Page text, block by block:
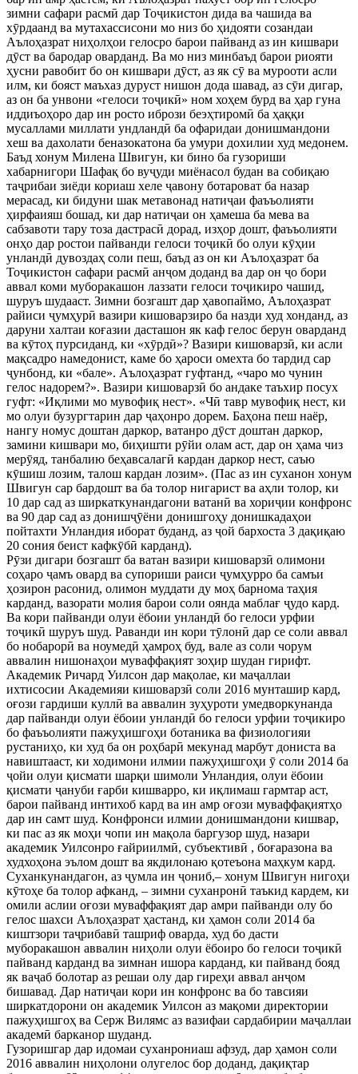
зимни сафари расмӣ дар Тоҷикистон дида ва чашида ва
хӯрдаанд ва мутахассисони мо низ бо ҳидояти созандаи
Аълоҳазрат ниҳолҳои гелосро барои пайванд аз ин кишвари
дӯст ва бародар оварданд. Ва мо низ минбаъд барои риояти
ҳусни равобит бо он кишвари дӯст, аз як сӯ ва мурооти асли
илм, ки бояст маъхаз дуруст нишон дода шавад, аз сӯи дигар,
аз он ба унвони «гелоси тоҷикӣ» ном хоҳем бурд ва ҳар гуна
иддиъоҳоро дар ин росто ибрози беэҳтиромӣ ба ҳаққи
мусаллами миллати ундландӣ ба офаридаи донишмандони
хеш ва дахолати беназокатона ба умури дохилии худ медонем.
Баъд хонум Милена Швигун, ки бино ба гузориши
хабарнигори Шафақ бо вуҷуди миёнасол будан ва собиқаю
таҷрибаи зиёди кориаш хеле ҷавону ботароват ба назар
мерасад, ки бидуни шак метавонад натиҷаи фаъъолияти
ҳирфаияш бошад, ки дар натиҷаи он ҳамеша ба мева ва
сабзавоти тару тоза дастрасӣ дорад, изҳор дошт, фаъъолияти
онҳо дар ростои пайванди гелоси тоҷикӣ бо олуи кӯҳии
унландӣ дувоздаҳ соли пеш, баъд аз он ки Аълоҳазрат ба
Тоҷикистон сафари расмӣ анҷом доданд ва дар он ҷо бори
аввал коми муборакашон лаззати гелоси тоҷикиро чашид,
шуруъ шудааст. Зимни бозгашт дар ҳавопаймо, Аълоҳазрат
райиси ҷумҳурӣ вазири кишоварзиро ба назди худ хонданд, аз
даруни халтаи коғазии дасташон як каф гелос берун оварданд
ва кӯтоҳ пурсиданд, ки «хӯрдӣ»? Вазири кишоварзӣ, ки асли
мақсадро намедонист, каме бо ҳароси омехта бо тардид сар
ҷунбонд, ки «бале». Аълоҳазрат гуфтанд, «чаро мо чунин
гелос надорем?». Вазири кишоварзӣ бо андаке таъхир посух
гуфт: «Иқлими мо мувофиқ нест». «Чӣ тавр мувофиқ нест, ки
мо олуи бузургтарин дар ҷаҳонро дорем. Баҳона пеш наёр,
нангу номус доштан даркор, ватанро дӯст доштан даркор,
замини кишвари мо, биҳишти рӯйи олам аст, дар он ҳама чиз
мерӯяд, танбалию беҳавсалагӣ кардан даркор нест, саъю
кӯшиш лозим, талош кардан лозим». (Пас аз ин суханон хонум
Швигун сар бардошт ва ба толор нигарист ва аҳли толор, ки
10 дар сад аз ширкаткунандагони ватанӣ ва хориҷии конфронс
ва 90 дар сад аз донишҷӯёни донишгоҳу донишкадаҳои
пойтахти Унландия иборат буданд, аз ҷой бархоста 3 дақиқаю
20 сония беист кафкӯбӣ карданд).
Рӯзи дигари бозгашт ба ватан вазири кишоварзӣ олимони
соҳаро ҷамъ овард ва супориши раиси ҷумҳурро ба самъи
ҳозирон расонид, олимон муддати ду моҳ барнома таҳия
карданд, вазорати молия барои соли оянда маблағ ҷудо кард.
Ва кори пайванди олуи ёбоии унландӣ бо гелоси урфии
тоҷикӣ шуруъ шуд. Раванди ин кори тӯлонӣ дар се соли аввал
бо нобарорӣ ва ноумедӣ ҳамроҳ буд, вале аз соли чорум
аввалин нишонаҳои муваффақият зоҳир шудан гирифт.
Академик Ричард Уилсон дар мақолае, ки маҷаллаи
ихтисосии Академияи кишоварзӣ соли 2016 мунташир кард,
оғози гардиши куллӣ ва аввалин зуҳуроти умедворкунанда
дар пайванди олуи ёбоии унландӣ бо гелоси урфии тоҷикиро
бо фаъъолияти пажуҳишгоҳи ботаника ва физиологияи
рустаниҳо, ки худ ба он роҳбарӣ мекунад марбут дониста ва
навиштааст, ки ходимони илмии пажуҳишгоҳи ӯ соли 2014 ба
ҷойи олуи қисмати шарқи шимоли Унландия, олуи ёбоии
қисмати ҷануби ғарби кишварро, ки иқлимаш гармтар аст,
барои пайванд интихоб кард ва ин амр оғози муваффақиятҳо
дар ин самт шуд. Конфронси илмии донишмандони кишвар,
ки пас аз як моҳи чопи ин мақола баргузор шуд, назари
академик Уилсонро ғайриилмӣ, субъективӣ , боғаразона ва
худхоҳона эълом дошт ва якдилонаю қотеъона маҳкум кард.
Суханкунандагон, аз ҷумла ин ҷониб,– хонум Швигун нигоҳи
кӯтоҳе ба толор афканд, – зимни суханронӣ таъкид кардем, ки
омили аслии оғози муваффақият дар амри пайванди олу бо
гелос шахси Аълоҳазрат ҳастанд, ки ҳамон соли 2014 ба
киштзори таҷрибавӣ ташриф оварда, худ бо дасти
муборакашон аввалин ниҳоли олуи ёбоиро бо гелоси тоҷикӣ
пайванд карданд ва зимнан ишора карданд, ки пайванд бояд
як ваҷаб болотар аз решаи олу дар гиреҳи аввал анҷом
бишавад. Дар натиҷаи кори ин конфронс ва бо тавсияи
ширкатдорони он академик Уилсон аз мақоми директории
пажуҳишгоҳ ва Серж Вилямс аз вазифаи сардабирии маҷаллаи
академӣ барканор шуданд.
Гузоришгар дар идомаи суханрониаш афзуд, дар ҳамон соли
2016 аввалин ниҳолони олугелос бор доданд, дақиқтар